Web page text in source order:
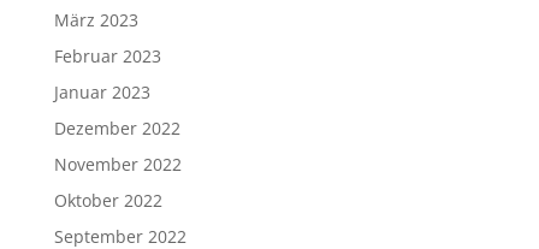
März 2023
Februar 2023
Januar 2023
Dezember 2022
November 2022
Oktober 2022
September 2022